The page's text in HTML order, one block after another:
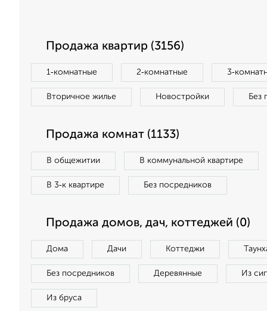
Продажа квартир (3156)
1‑комнатные 2‑комнатные
Вторичное жилье Новостройки Без
Продажа комнат (1133)
В общежитии В коммунальной квартире
В 3‑к квартире Без посредников
Продажа домов, дач, коттеджей (0)
Дома Дачи Коттеджи
Без посредников Деревянные Из
Из бруса